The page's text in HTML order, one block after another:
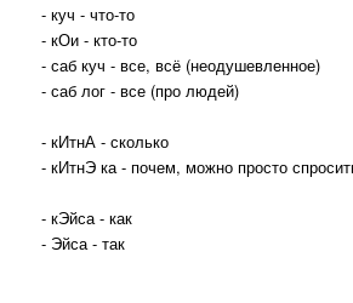
- куч - что-то
- кОи - кто-то
- саб куч - все, всё (неодушевленное)
- саб лог - все (про людей)
- кИтнА - сколько
- кИтнЭ ка - почем, можно просто
- кЭйса - как
- Эйса - так